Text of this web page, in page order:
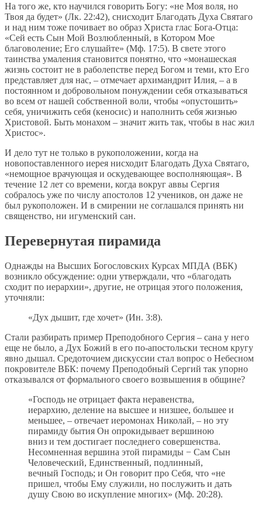
На того же, кто научился говорить Богу: «не Моя воля, но
Твоя да будет» (Лк. 22:42), снисходит Благодать Духа Святаго
и над ним тоже почивает во образ Христа глас Бога-Отца:
«Сей есть Сын Мой Возлюбленный, в Котором Мое
благоволение; Его слушайте» (Мф. 17:5). В свете этого
таинства умаления становится понятно, что «монашеская
жизнь состоит не в раболепстве перед Богом и теми, кто Его
представляет для нас, – отмечает архимандрит Илия, – а в
постоянном и добровольном понуждении себя отказываться
во всем от нашей собственной воли, чтобы «опустошить»
себя, уничижить себя (кеносис) и наполнить себя жизнью
Христовой. Быть монахом – значит жить так, чтобы в нас жил
Христос».
И дело тут не только в рукоположении, когда на
новопоставленного иерея нисходит Благодать Духа Святаго,
«немощное врачующая и оскудевающее восполняющая». В
течение 12 лет со времени, когда вокруг аввы Сергия
собралось уже по числу апостолов 12 учеников, он даже не
был рукоположен. И в смирении не соглашался принять ни
священство, ни игуменский сан.
Перевернутая пирамида
Однажды на Высших Богословских Курсах МПДА (ВБК)
возникло обсуждение: одни утверждали, что «благодать
сходит по иерархии», другие, не отрицая этого положения,
уточняли:
«Дух дышит, где хочет» (Ин. 3:8).
Стали разбирать пример Преподобного Сергия – сана у него
еще не было, а Дух Божий в его по-апостольски тесном кругу
явно дышал. Средоточием дискуссии стал вопрос о Небесном
покровителе ВБК: почему Преподобный Сергий так упорно
отказывался от формального своего возвышения в общине?
«Господь не отрицает факта неравенства,
иерархию, деление на высшее и низшее, большее и
меньшее, – отвечает иеромонах Николай, – но эту
пирамиду бытия Он опрокидывает вершиною
вниз и тем достигает последнего совершенства.
Несомненная вершина этой пирамиды − Сам Сын
Человеческий, Единственный, подлинный,
вечный Господь; и Он говорит про Себя, что «не
пришел, чтобы Ему служили, но послужить и дать
душу Свою во искупление многих» (Мф. 20:28).